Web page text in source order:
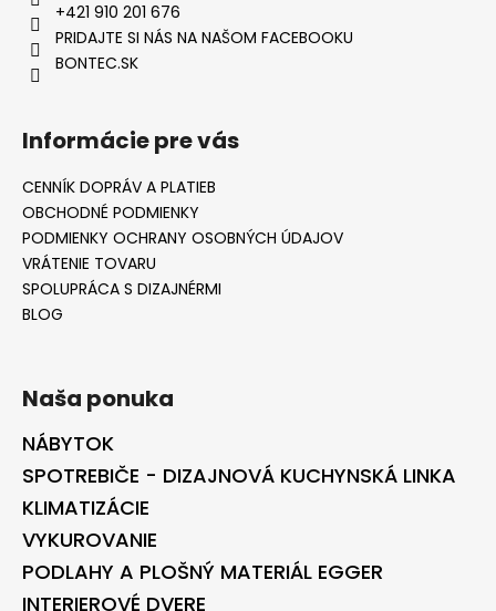
+421 910 201 676
PRIDAJTE SI NÁS NA NAŠOM FACEBOOKU
BONTEC.SK
Informácie pre vás
CENNÍK DOPRÁV A PLATIEB
OBCHODNÉ PODMIENKY
PODMIENKY OCHRANY OSOBNÝCH ÚDAJOV
VRÁTENIE TOVARU
SPOLUPRÁCA S DIZAJNÉRMI
BLOG
Naša ponuka
NÁBYTOK
SPOTREBIČE - DIZAJNOVÁ KUCHYNSKÁ LINKA
KLIMATIZÁCIE
VYKUROVANIE
PODLAHY A PLOŠNÝ MATERIÁL EGGER
INTERIEROVÉ DVERE